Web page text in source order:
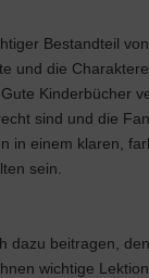
Bestandteil
und die
Kinderbücher
sind und die
in einem klaren,
sein.
dazu beitragen,
wichtige